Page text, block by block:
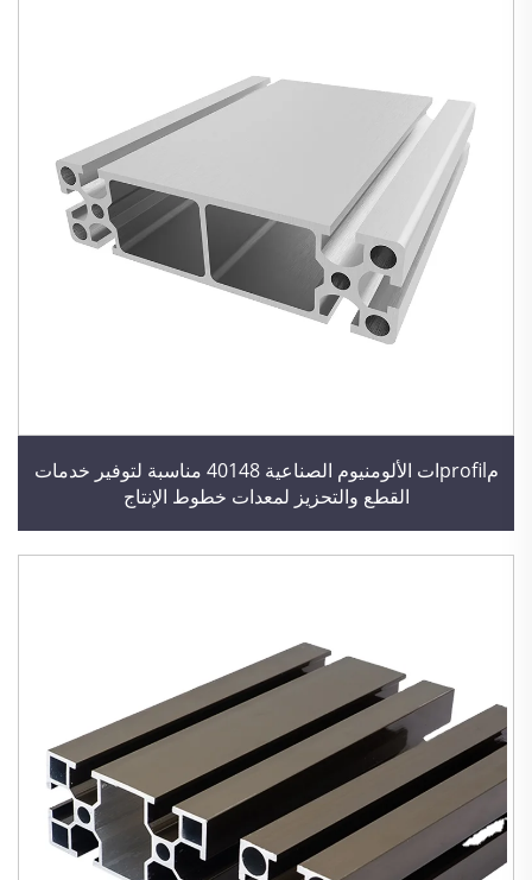
مprofilات الألومنيوم الصناعية 40148 مناسبة لتوفير خدمات
القطع والتحزيز لمعدات خطوط الإنتاج